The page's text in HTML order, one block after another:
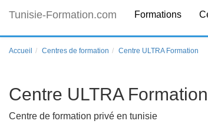
Tunisie-Formation.com Formations
Accueil Centres de formation Centre ULTRA Formation
Centre ULTRA Formation
Centre de formation privé en tunisie